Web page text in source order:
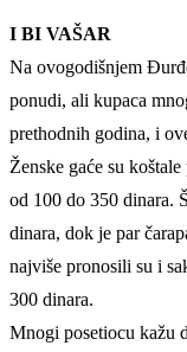
I BI VAŠAR
Na ovogodišnjem
ponudi, ali kupaca
prethodnih godina, i
Ženske gaće su
od 100 do 350 dinara.
dinara, dok je par
najviše pronosili su i
300 dinara.
Mnogi posetiocu kažu